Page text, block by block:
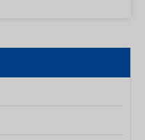
販パッケージが保証され
味するものではありませ
合わせるために使用され
す。何